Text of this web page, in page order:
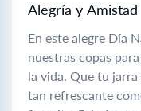
Alegría y Amistad
En este alegre Día
nuestras copas
la vida. Que tu jarra
tan refrescante